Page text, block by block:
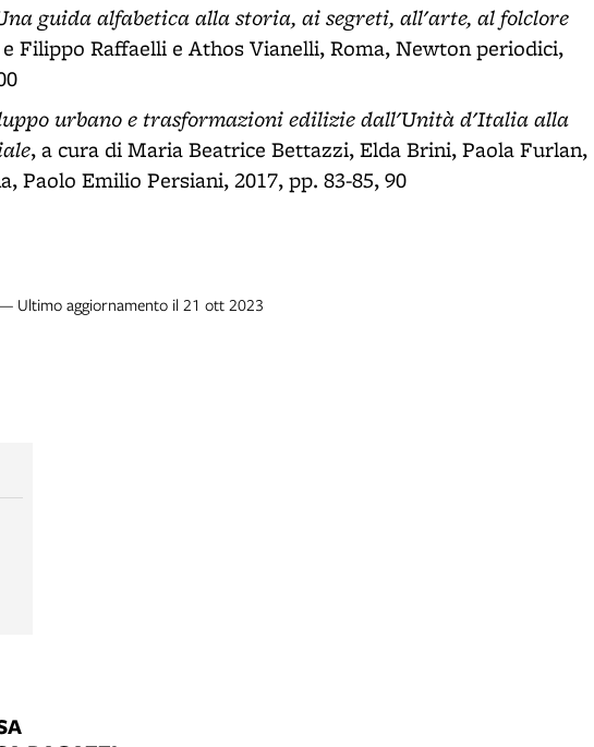
guida alfabetica alla storia, ai segreti, all'arte, al folclore
Filippo Raffaelli e Athos Vianelli, Roma, Newton periodici,
urbano e trasformazioni edilizie dall'Unità d'Italia alla
, a cura di Maria Beatrice Bettazzi, Elda Brini, Paola Furlan,
Paolo Emilio Persiani, 2017, pp. 83-85, 90
Ultimo aggiornamento il 21 ott 2023